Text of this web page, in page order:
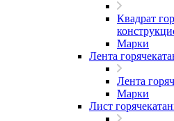
Квадрат
Марки
Лента
Лента
Марки
Лист